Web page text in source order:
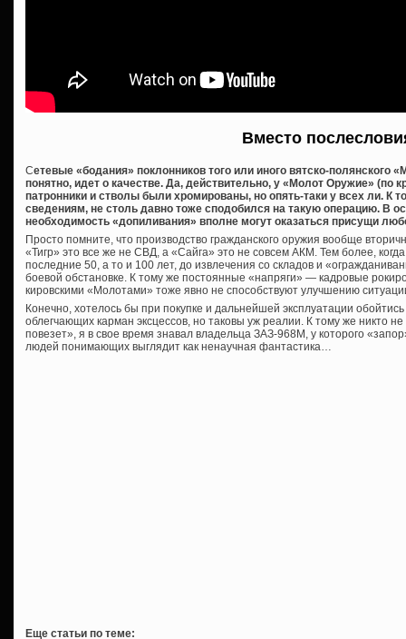
Вместо
Сетевые «бодания» поклонников того или иного вятско-полянского
понятно, идет о качестве. Да, действительно, у «Молот Оружие» (по
патронники и стволы были хромированы, но опять-таки у всех ли. К
сведениям, не столь давно тоже сподобился на такую операцию. В
необходимость «допиливания» вполне могут оказаться присущи
Просто помните, что производство гражданского оружия вообще
«Тигр» это все же не СВД, а «Сайга» это не совсем АКМ. Тем более,
последние 50, а то и 100 лет, до извлечения со складов и
боевой обстановке. К тому же постоянные «напряги» — кадровые
кировскими «Молотами» тоже явно не способствуют улучшению
Конечно, хотелось бы при покупке и дальнейшей эксплуатации
облегчающих карман эксцессов, но таковы уж реалии. К тому же никто
повезет», я в свое время знавал владельца ЗАЗ-968М, у которого
людей понимающих выглядит как ненаучная фантастика…
Еще статьи по теме: